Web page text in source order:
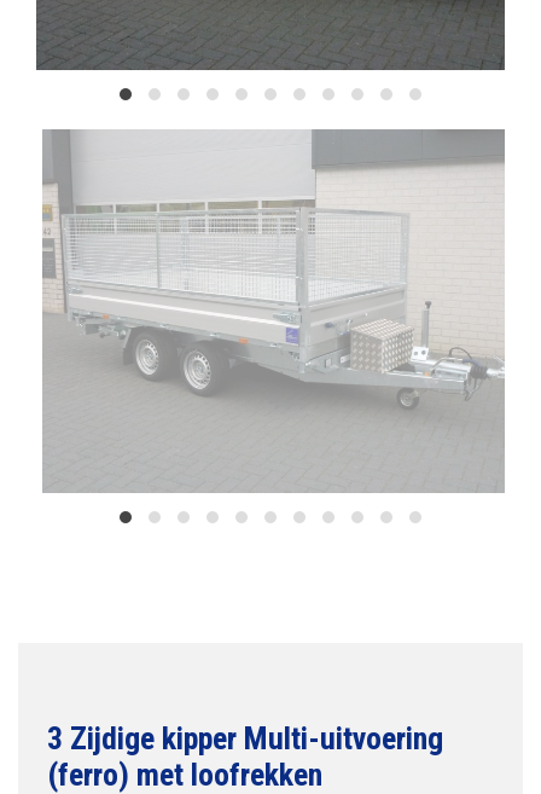
3 Zijdige kipper Multi-uitvoering
(ferro) met loofrekken